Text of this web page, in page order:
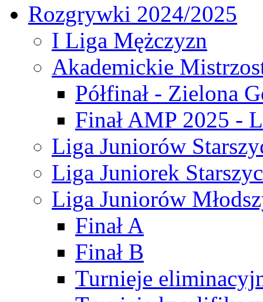
Rozgrywki 2024/2025
I Liga Mężczyzn
Akademickie
Półfinał - Zielona
Finał AMP 2025 -
Liga Juniorów
Liga Juniorek
Liga Juniorów
Finał A
Finał B
Turnieje